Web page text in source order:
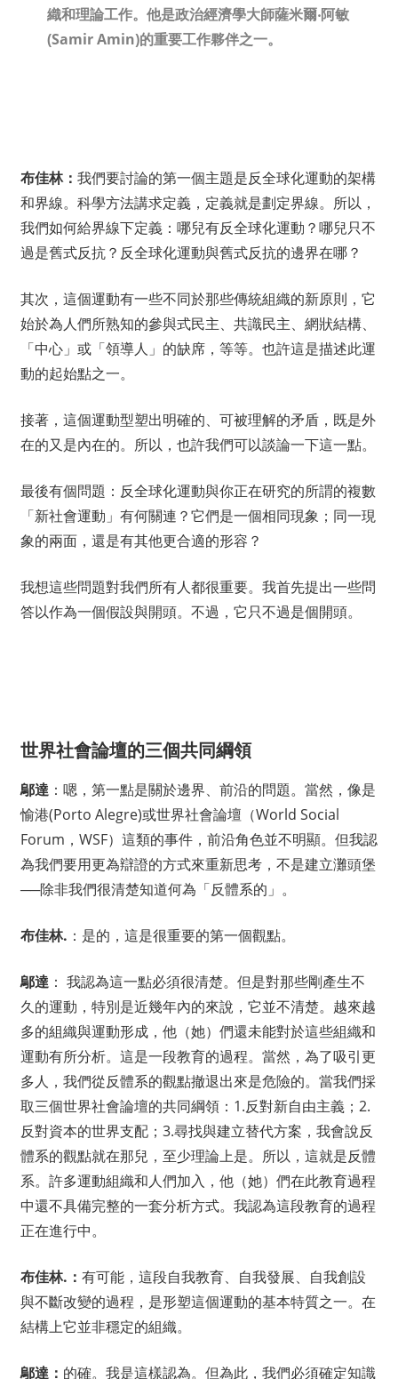
織和理論工作。他是政治經濟學大師薩米爾‧阿敏
(Samir Amin)的重要工作夥伴之一。
布佳林： 我們要討論的第一個主題是反全球化運動的架構
和界線。科學方法講求定義，定義就是劃定界線。所以，
我們如何給界線下定義：哪兒有反全球化運動？哪兒只不
過是舊式反抗？反全球化運動與舊式反抗的邊界在哪？
其次，這個運動有一些不同於那些傳統組織的新原則，它
始於為人們所熟知的參與式民主、共識民主、網狀結構、
「中心」或「領導人」的缺席，等等。也許這是描述此運
動的起始點之一。
接著，這個運動型塑出明確的、可被理解的矛盾，既是外
在的又是內在的。所以，也許我們可以談論一下這一點。
最後有個問題：反全球化運動與你正在研究的所謂的複數
「新社會運動」有何關連？它們是一個相同現象；同一現
象的兩面，還是有其他更合適的形容？
我想這些問題對我們所有人都很重要。我首先提出一些問
答以作為一個假設與開頭。不過，它只不過是個開頭。
世界社會論壇的三個共同綱領
鄔達：嗯，第一點是關於邊界、前沿的問題。當然，像是
愉港(Porto Alegre)或世界社會論壇（World Social
Forum，WSF）這類的事件，前沿角色並不明顯。但我認
為我們要用更為辯證的方式來重新思考，不是建立灘頭堡
──除非我們很清楚知道何為「反體系的」。
布佳林. ：是的，這是很重要的第一個觀點。
鄔達： 我認為這一點必須很清楚。但是對那些剛產生不
久的運動，特別是近幾年內的來說，它並不清楚。越來越
多的組織與運動形成，他（她）們還未能對於這些組織和
運動有所分析。這是一段教育的過程。當然，為了吸引更
多人，我們從反體系的觀點撤退出來是危險的。當我們採
取三個世界社會論壇的共同綱領：1.反對新自由主義；2.
反對資本的世界支配；3.尋找與建立替代方案，我會說反
體系的觀點就在那兒，至少理論上是。所以，這就是反體
系。許多運動組織和人們加入，他（她）們在此教育過程
中還不具備完整的一套分析方式。我認為這段教育的過程
正在進行中。
布佳林. ： 有可能，這段自我教育、自我發展、自我創設
與不斷改變的過程，是形塑這個運動的基本特質之一。在
結構上它並非穩定的組織。
鄔達： 的確。我是這樣認為。但為此，我們必須確定知識